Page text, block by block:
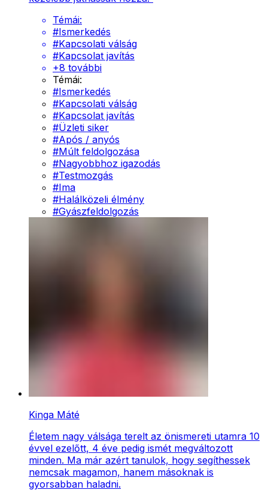
Témái:
#Ismerkedés
#Kapcsolati válság
#Kapcsolat javítás
+8 további
Témái:
#Ismerkedés
#Kapcsolati válság
#Kapcsolat javítás
#Üzleti siker
#Após / anyós
#Múlt feldolgozása
#Nagyobbhoz igazodás
#Testmozgás
#Ima
#Halálközeli élmény
#Gyászfeldolgozás
Kinga Máté
Életem nagy válsága terelt az önismereti utamra 10
évvel ezelőtt, 4 éve pedig ismét megváltozott
minden. Ma már azért tanulok, hogy segíthessek
nemcsak magamon, hanem másoknak is
gyorsabban haladni.